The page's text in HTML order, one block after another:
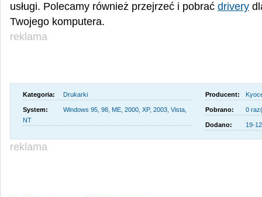
usługi. Polecamy również przejrzeć i pobrać drivery
Twojego komputera.
reklama
Kategoria: Drukarki Producent:
System:
Windows 95, 98, ME, 2000, XP, 2003, Vista,
NT
Pobrano: 0
Dodano: 19-
reklama